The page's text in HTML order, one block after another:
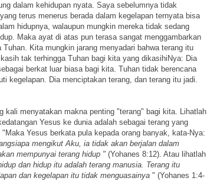
dalam kehidupan nyata. Saya sebelumnya tidak
terus menerus berada dalam kegelapan ternyata bisa
hidupnya, walaupun mungkin mereka tidak sedang
Maka ayat di atas pun terasa sangat menggambarkan
Kita mungkin jarang menyadari bahwa terang itu
tak terhingga Tuhan bagi kita yang dikasihiNya: Dia
berkat luar biasa bagi kita. Tuhan tidak berencana
kegelapan. Dia menciptakan terang, dan terang itu jadi.
kali menyatakan makna penting "terang" bagi kita. Lihatlah
Yesus ke dunia adalah sebagai terang yang
Yesus berkata pula kepada orang banyak, kata-Nya:
mengikut Aku, ia tidak akan berjalan dalam
mempunyai terang hidup " (Yohanes 8:12). Atau lihatlah
dan hidup itu adalah terang manusia. Terang itu
dan kegelapan itu tidak menguasainya " (Yohanes 1:4-